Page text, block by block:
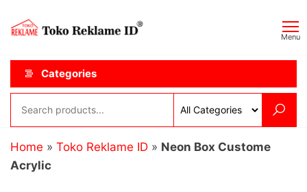
content
ID
Menu
Categories
Home » Toko Reklame ID » Neon Box Custome
Acrylic